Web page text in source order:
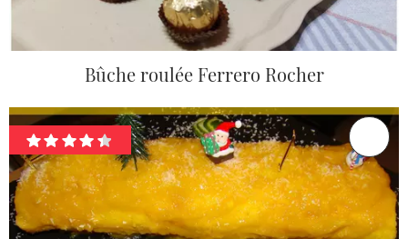
Bûche roulée Ferrero Rocher